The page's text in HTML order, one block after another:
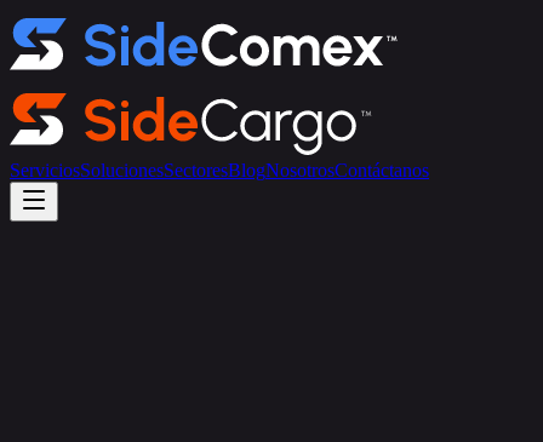
ServiciosSolucionesSectoresBlogNosotrosContáctanos